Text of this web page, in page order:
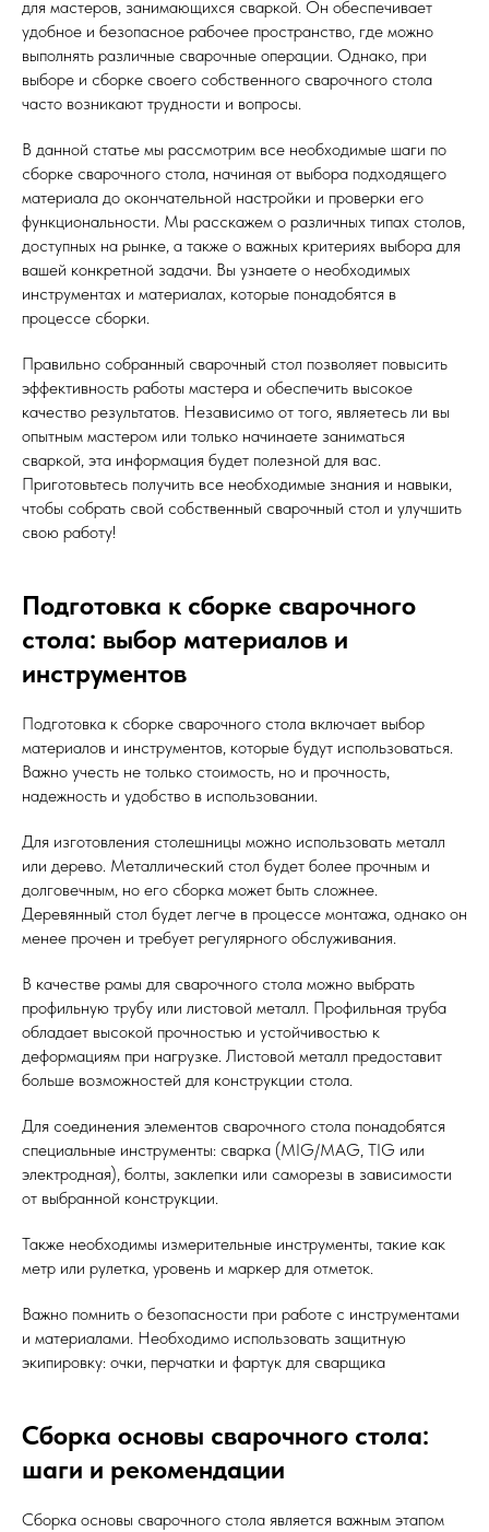
для мастеров, занимающихся сваркой. Он обеспечивает
удобное и безопасное рабочее пространство, где можно
выполнять различные сварочные операции. Однако, при
выборе и сборке своего собственного сварочного стола
часто возникают трудности и вопросы.
В данной статье мы рассмотрим все необходимые шаги по
сборке сварочного стола, начиная от выбора подходящего
материала до окончательной настройки и проверки его
функциональности. Мы расскажем о различных типах столов,
доступных на рынке, а также о важных критериях выбора для
вашей конкретной задачи. Вы узнаете о необходимых
инструментах и материалах, которые понадобятся в
процессе сборки.
Правильно собранный сварочный стол позволяет повысить
эффективность работы мастера и обеспечить высокое
качество результатов. Независимо от того, являетесь ли вы
опытным мастером или только начинаете заниматься
сваркой, эта информация будет полезной для вас.
Приготовьтесь получить все необходимые знания и навыки,
чтобы собрать свой собственный сварочный стол и улучшить
свою работу!
Подготовка к сборке сварочного
стола: выбор материалов и
инструментов
Подготовка к сборке сварочного стола включает выбор
материалов и инструментов, которые будут использоваться.
Важно учесть не только стоимость, но и прочность,
надежность и удобство в использовании.
Для изготовления столешницы можно использовать металл
или дерево. Металлический стол будет более прочным и
долговечным, но его сборка может быть сложнее.
Деревянный стол будет легче в процессе монтажа, однако он
менее прочен и требует регулярного обслуживания.
В качестве рамы для сварочного стола можно выбрать
профильную трубу или листовой металл. Профильная труба
обладает высокой прочностью и устойчивостью к
деформациям при нагрузке. Листовой металл предоставит
больше возможностей для конструкции стола.
Для соединения элементов сварочного стола понадобятся
специальные инструменты: сварка (MIG/MAG, TIG или
электродная), болты, заклепки или саморезы в зависимости
от выбранной конструкции.
Также необходимы измерительные инструменты, такие как
метр или рулетка, уровень и маркер для отметок.
Важно помнить о безопасности при работе с инструментами
и материалами. Необходимо использовать защитную
экипировку: очки, перчатки и фартук для сварщика
Сборка основы сварочного стола:
шаги и рекомендации
Сборка основы сварочного стола является важным этапом